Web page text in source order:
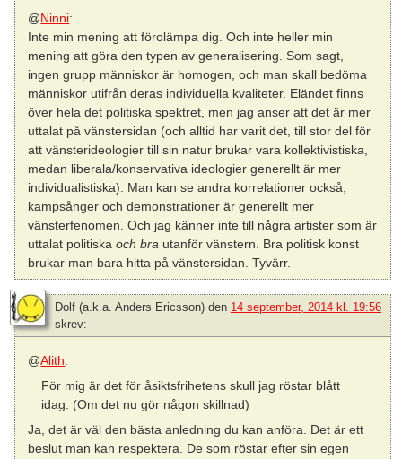
@Ninni:
Inte min mening att förolämpa dig. Och inte heller min
mening att göra den typen av generalisering. Som sagt,
ingen grupp människor är homogen, och man skall bedöma
människor utifrån deras individuella kvaliteter. Eländet finns
över hela det politiska spektret, men jag anser att det är mer
uttalat på vänstersidan (och alltid har varit det, till stor del för
att vänsterideologier till sin natur brukar vara kollektivistiska,
medan liberala/konservativa ideologier generellt är mer
individualistiska). Man kan se andra korrelationer också,
kampsånger och demonstrationer är generellt mer
vänsterfenomen. Och jag känner inte till några artister som är
uttalat politiskaoch bra utanför vänstern. Bra politisk konst
brukar man bara hitta på vänstersidan. Tyvärr.
Dolf (a.k.a. Anders Ericsson) den 14 september, 2014 kl. 19:56
skrev:
@Alith:
För mig är det för åsiktsfrihetens skull jag röstar blått
idag. (Om det nu gör någon skillnad)
Ja, det är väl den bästa anledning du kan anföra. Det är ett
beslut man kan respektera. De som röstar efter sin egen